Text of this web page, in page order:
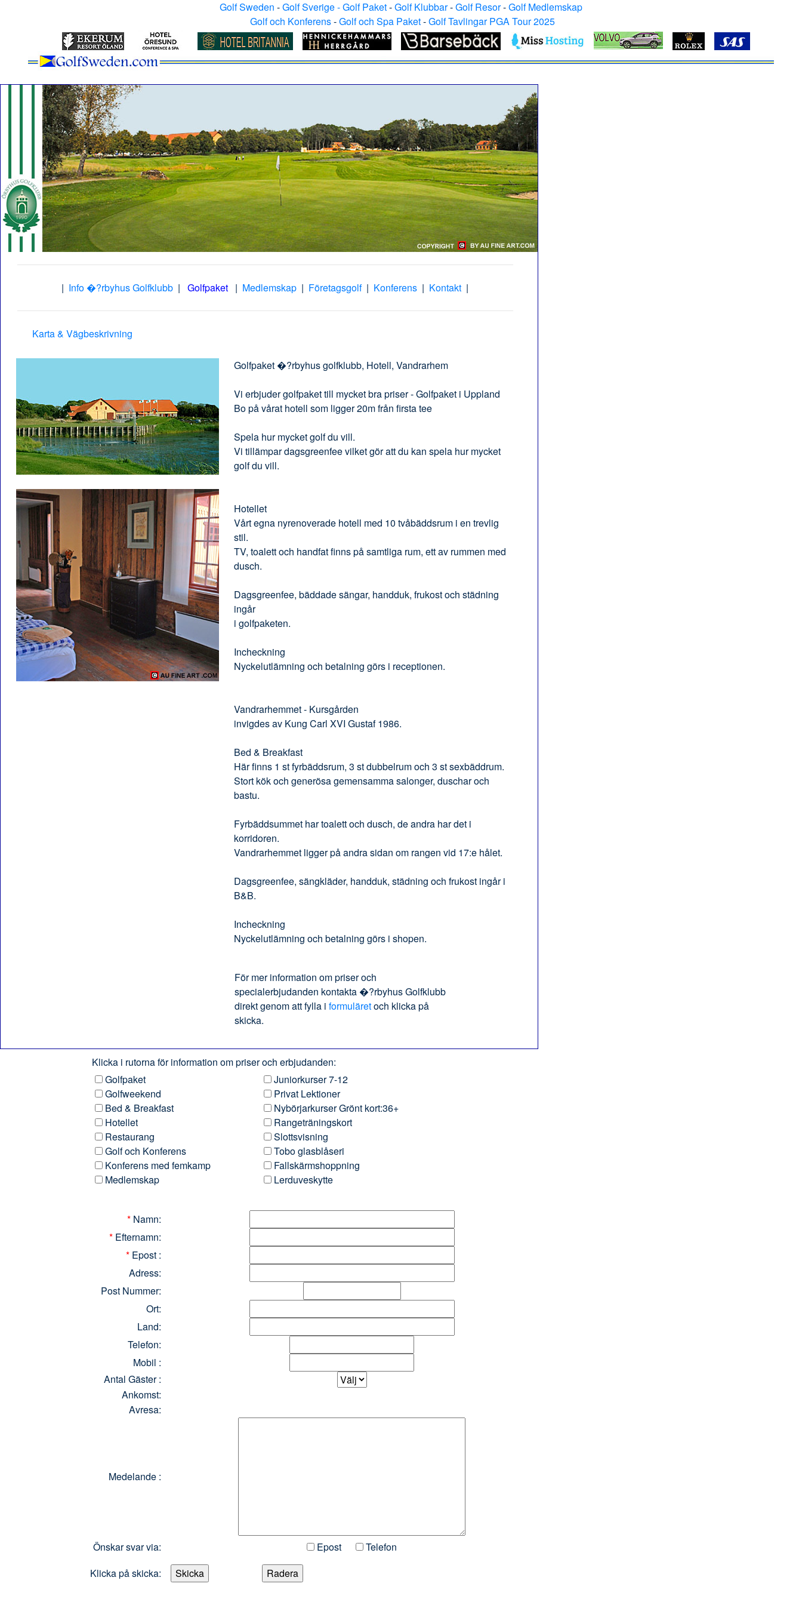
Golf Sweden -Golf Sverige - Golf Paket-Golf Klubbar-Golf Resor-Golf Medlemskap
Golf och Konferens-Golf och Spa Paket-Golf Tavlingar PGA Tour 2025
| Info �?rbyhus Golfklubb | Golfpaket | Medlemskap | Företagsgolf| Konferens | Kontakt |
Karta & Vägbeskrivning
Golfpaket �?rbyhus golfklubb, Hotell, Vandrarhem
Vi erbjuder golfpaket till mycket bra priser - Golfpaket i Uppland
Bo på vårat hotell som ligger 20m från firsta tee
Spela hur mycket golf du vill.
Vi tillämpar dagsgreenfee vilket gör att du kan spela hur mycket
golf du vill.
Hotellet
Vårt egna nyrenoverade hotell med 10 tvåbäddsrum i en trevlig
stil.
TV, toalett och handfat finns på samtliga rum, ett av rummen med
dusch.
Dagsgreenfee, bäddade sängar, handduk, frukost och städning
ingår
i golfpaketen.
Incheckning
Nyckelutlämning och betalning görs i receptionen.
Vandrarhemmet - Kursgården
invigdes av Kung Carl XVI Gustaf 1986.
Bed & Breakfast
Här finns 1 st fyrbäddsrum, 3 st dubbelrum och 3 st sexbäddrum.
Stort kök och generösa gemensamma salonger, duschar och
bastu.
Fyrbäddsummet har toalett och dusch, de andra har det i
korridoren.
Vandrarhemmet ligger på andra sidan om rangen vid 17:e hålet.
Dagsgreenfee, sängkläder, handduk, städning och frukost ingår i
B&B.
Incheckning
Nyckelutlämning och betalning görs i shopen.
För mer information om priser och
specialerbjudanden kontakta �?rbyhus Golfklubb
direkt genom att fylla i formuläretoch klicka på
skicka.
Klicka i rutorna för information om priser och erbjudanden:
Golfpaket
Golfweekend
Bed & Breakfast
Hotellet
Restaurang
Golf och Konferens
Konferens med femkamp
Medlemskap
Juniorkurser 7-12
Privat Lektioner
Nybörjarkurser Grönt kort:36+
Rangeträningskort
Slottsvisning
Tobo glasblåseri
Fallskärmshoppning
Lerduveskytte
* Namn:
* Efternamn:
* Epost :
Adress:
Post Nummer:
Ort:
Land:
Telefon:
Mobil :
Antal Gäster :
Ankomst:
Avresa:
Medelande :
Önskar svar via: Epost
Telefon
Klicka på skicka: